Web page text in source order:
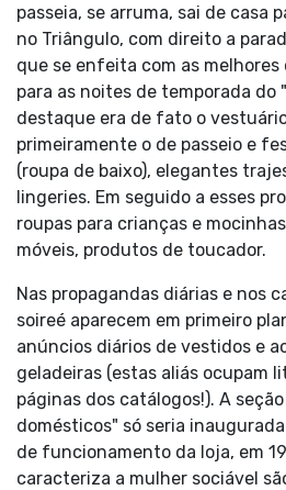
passeia, se arruma, sai de casa
no Triângulo, com direito a
que se enfeita com as melhores
para as noites de temporada do
destaque era de fato o
primeiramente o de passeio e
(roupa de baixo), elegantes
lingeries. Em seguido a esses
roupas para crianças e
móveis, produtos de toucador.
Nas propagandas diárias e nos
soireé aparecem em primeiro
anúncios diários de vestidos e
geladeiras (estas aliás ocupam
páginas dos catálogos!). A
domésticos" só seria
de funcionamento da loja, em
caracteriza a mulher sociável